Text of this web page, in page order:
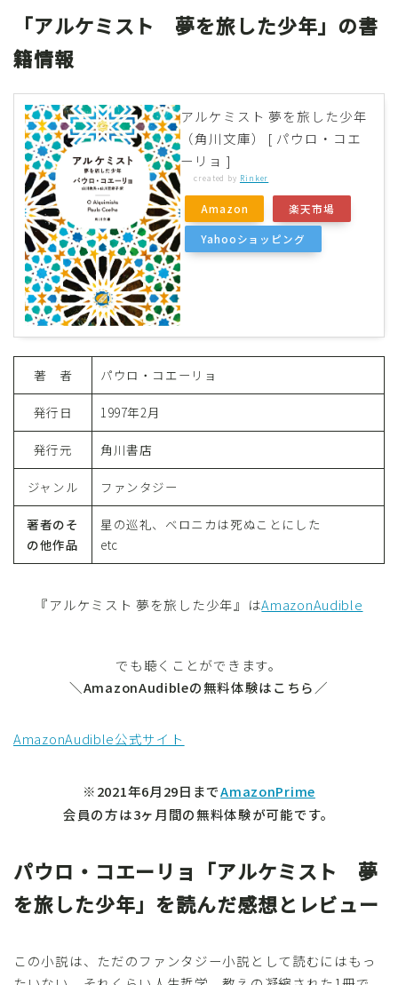
「アルケミスト 夢を旅した少年」の書
籍情報
アルケミスト 夢を旅した少年
（角川文庫） [ パウロ・コエ
ーリョ ]
created by Rinker
Amazon 楽天市場
Yahooショッピング
著 者 パウロ・コエーリョ
発行日 1997年2月
発行元 角川書店
ジャンル ファンタジー
著者のそ
の他作品
星の巡礼、ベロニカは死ぬことにした
etc
『アルケミスト 夢を旅した少年』はAmazonAudible
でも聴くことができます。
＼AmazonAudibleの無料体験はこちら／
AmazonAudible公式サイト
※2021年6月29日までAmazonPrime
会員の方は3ヶ月間の無料体験が可能です。
パウロ・コエーリョ「アルケミスト 夢
を旅した少年」を読んだ感想とレビュー
この小説は、ただのファンタジー小説として読むにはもっ